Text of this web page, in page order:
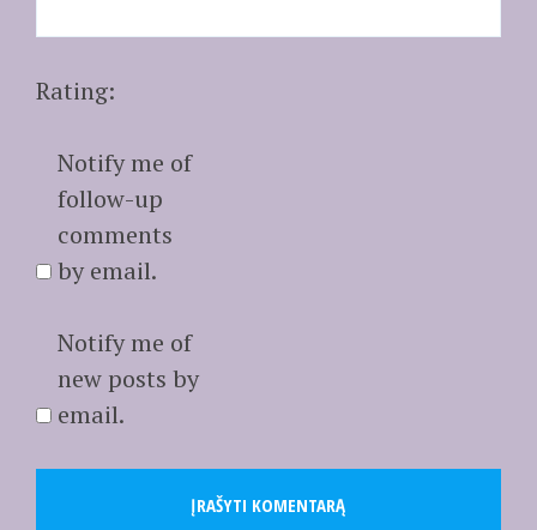
Rating:
Notify me of
follow-up
comments
by email.
Notify me of
new posts by
email.